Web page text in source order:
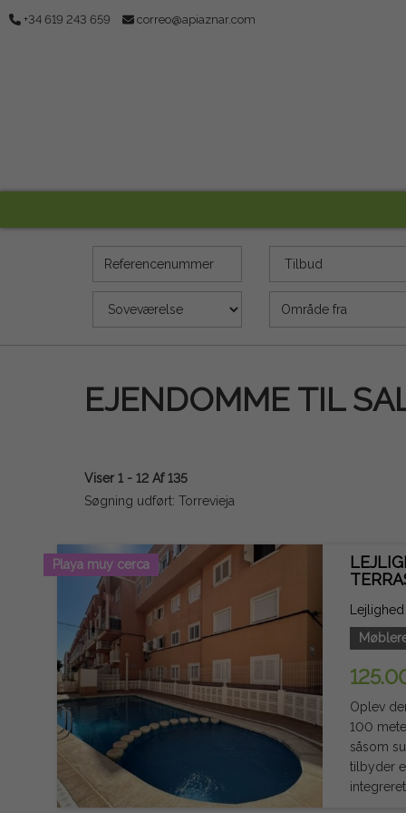
+34 619 243 659 correo@apiaznar.com
Referencenummer Tilbud
Soveværelse Areal (m2)
EJENDOMME TIL
Viser 1 - 12 Af 135
Søgning udført: Torrevieja
Playa muy cerca
Lejlighed
Oplev
100
såsom
tilbyder